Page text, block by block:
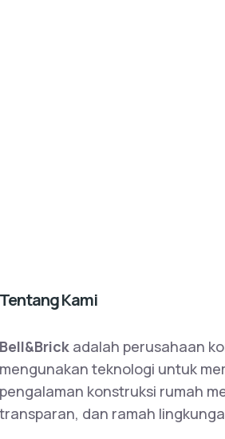
Tentang Kami
Bell&Brick adalah perusahaan
mengunakan teknologi untuk
pengalaman konstruksi rumah
transparan, dan ramah